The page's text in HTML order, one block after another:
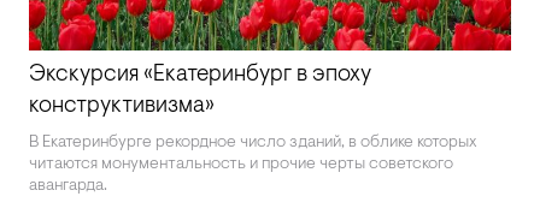
Экскурсия «Екатеринбург в эпоху
конструктивизма»
В Екатеринбурге рекордное число зданий, в облике которых
читаются монументальность и прочие черты советского
авангарда.